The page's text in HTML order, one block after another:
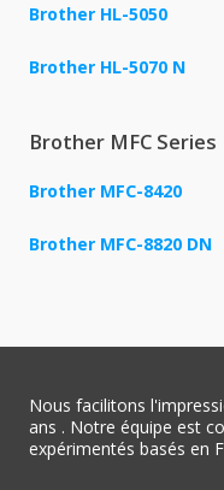
Brother HL-5050
Brother HL-5070 N
Brother MFC Series
Brother MFC-8420
Brother MFC-8820 DN
Nous facilitons
ans . Notre équipe est
expérimentés basés en